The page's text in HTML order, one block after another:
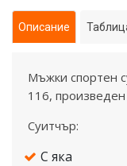
Описание
Мъжки спортен
116,
Суитчър:
С яка